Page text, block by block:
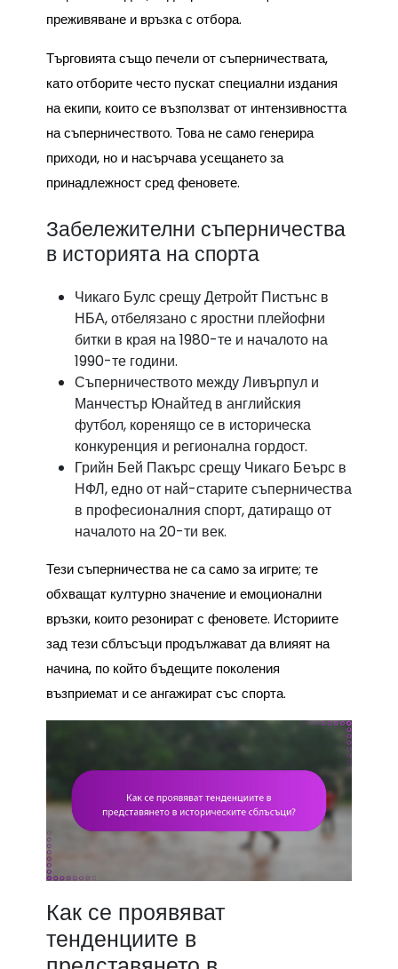
преживяване и връзка с отбора.
Търговията също печели от съперничествата,
като отборите често пускат специални издания
на екипи, които се възползват от интензивността
на съперничеството. Това не само генерира
приходи, но и насърчава усещането за
принадлежност сред феновете.
Забележителни съперничества
в историята на спорта
Чикаго Булс срещу Детройт Пистънс в
НБА, отбелязано с яростни плейофни
битки в края на 1980-те и началото на
1990-те години.
Съперничеството между Ливърпул и
Манчестър Юнайтед в английския
футбол, коренящо се в историческа
конкуренция и регионална гордост.
Грийн Бей Пакърс срещу Чикаго Беърс в
НФЛ, едно от най-старите съперничества
в професионалния спорт, датиращо от
началото на 20-ти век.
Тези съперничества не са само за игрите; те
обхващат културно значение и емоционални
връзки, които резонират с феновете. Историите
зад тези сблъсъци продължават да влияят на
начина, по който бъдещите поколения
възприемат и се ангажират със спорта.
Как се проявяват
тенденциите в